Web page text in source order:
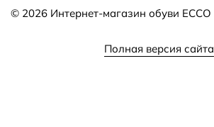
© 2026 Интернет-магазин обуви ECCO
Полная версия сайта